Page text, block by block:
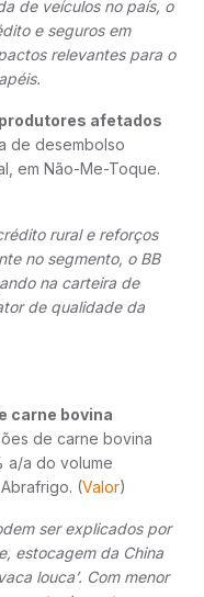
de veículos no país, o
e seguros em
relevantes para o
afetados
de desembolso
em Não-Me-Toque.
rural e reforços
no segmento, o BB
na carteira de
de qualidade da
carne bovina
de carne bovina
a/a do volume
(Valor)
ser explicados por
estocagem da China
louca’. Com menor